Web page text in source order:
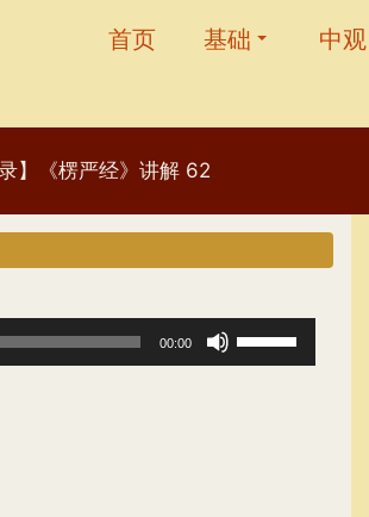
首页 基础 中观
录】《楞严经》讲解 62
00:00
使